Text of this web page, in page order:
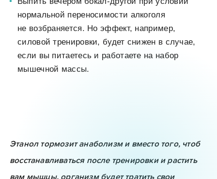
нормальной переносимости алкоголя
не возбраняется. Но эффект, например,
силовой тренировки, будет снижен в случае,
если вы питаетесь и работаете на набор
мышечной массы.
Этанол тормозит анаболизм и вместо того, чтоб
восстанавливаться после тренировки и растить
вам мышцы, организм будет тратить свои